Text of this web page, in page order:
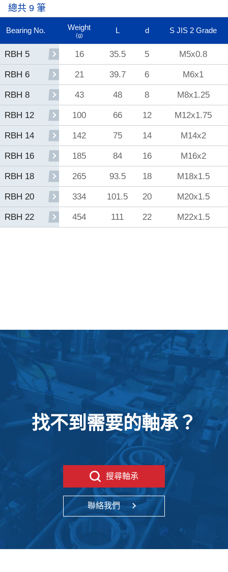
總共 9 筆
Bearing No. Weight
(g)
L d S JIS 2 Grade
RBH 5 16 35.5 5 M5x0.8
RBH 6 21 39.7 6 M6x1
RBH 8 43 48 8 M8x1.25
RBH 12 100 66 12 M12x1.75
RBH 14 142 75 14 M14x2
RBH 16 185 84 16 M16x2
RBH 18 265 93.5 18 M18x1.5
RBH 20 334 101.5 20 M20x1.5
RBH 22 454 111 22 M22x1.5
找不到需要的軸承？
搜尋軸承
聯絡我們